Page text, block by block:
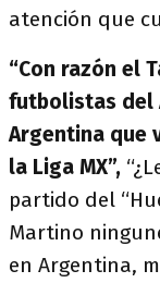
atención que
“Con razón el
futbolistas del
Argentina que
la Liga MX”,
partido del
Martino
en Argentina,